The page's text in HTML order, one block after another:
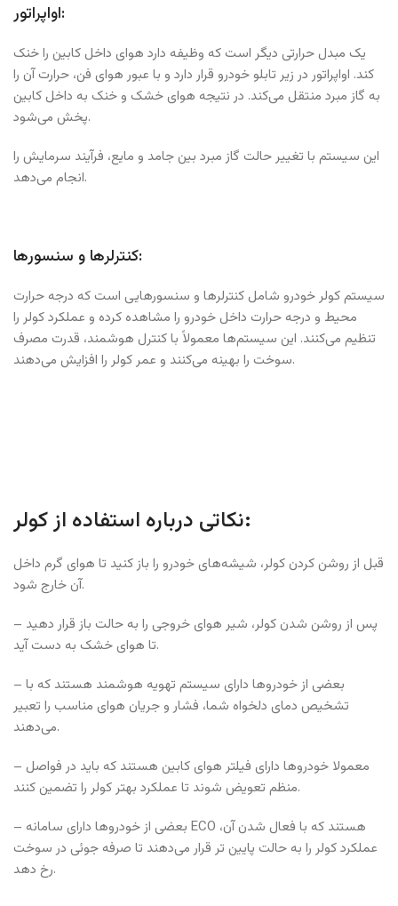
اواپراتور:
یک مبدل حرارتی دیگر است که وظیفه دارد هوای داخل کابین را خنک
کند. اواپراتور در زیر تابلو خودرو قرار دارد و با عبور هوای فن، حرارت آن را
به گاز مبرد منتقل می‌کند. در نتیجه هوای خشک و خنک به داخل کابین
پخش می‌شود.
این سیستم با تغییر حالت گاز مبرد بین جامد و مایع، فرآیند سرمایش را
انجام می‌دهد.
کنترلرها و سنسورها:
سیستم کولر خودرو شامل کنترلرها و سنسورهایی است که درجه حرارت
محیط و درجه حرارت داخل خودرو را مشاهده کرده و عملکرد کولر را
تنظیم می‌کنند. این سیستم‌ها معمولاً با کنترل هوشمند، قدرت مصرف
سوخت را بهینه می‌کنند و عمر کولر را افزایش می‌دهند.
نکاتی درباره استفاده از کولر:
قبل از روشن کردن کولر، شیشه‌های خودرو را باز کنید تا هوای گرم داخل
آن خارج شود.
– پس از روشن شدن کولر، شیر هوای خروجی را به حالت باز قرار دهید
تا هوای خشک به دست آید.
– بعضی از خودروها دارای سیستم تهویه هوشمند هستند که با
تشخیص دمای دلخواه شما، فشار و جریان هوای مناسب را تعبیر
می‌دهند.
– معمولا خودروها دارای فیلتر هوای کابین هستند که باید در فواصل
منظم تعویض شوند تا عملکرد بهتر کولر را تضمین کنند.
– بعضی از خودروها دارای سامانه ECO هستند که با فعال شدن آن،
عملکرد کولر را به حالت پایین تر قرار می‌دهند تا صرفه جوئی در سوخت
رخ دهد.